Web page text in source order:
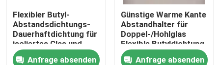
Qualitätskontrolle
Treten Sie mit uns in Verbindung
Flexibler Butyl-
Abstandsdichtungs-
Dauerhaftdichtung für
isoliertes Glas und
Fenstergeräte
Anfrage absenden
Günstige Warme Kante
Abstandhalter für
Doppel-/Hohlglas
Flexible Butyldichtung,
6mm 12mm 20mm
Anfrage absenden